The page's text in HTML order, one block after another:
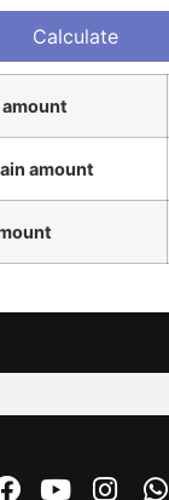
amount